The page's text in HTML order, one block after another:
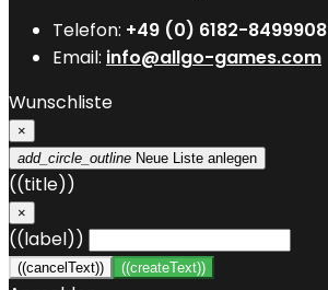
Telefon: +49 (0) 6182-8499908
Email: info@allgo-games.com
Wunschliste
×
add_circle_outline Neue Liste anlegen
((title))
×
((label))
((cancelText)) ((createText))